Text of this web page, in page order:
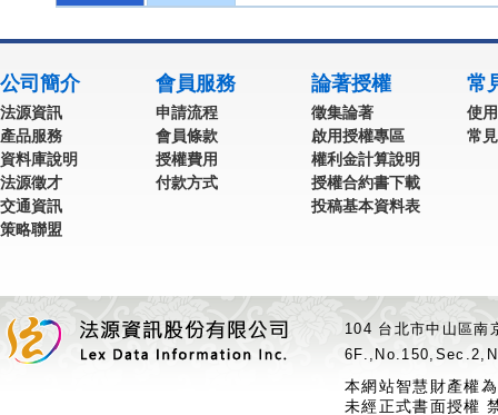
公司簡介
法源資訊
產品服務
資料庫說明
法源徵才
交通資訊
策略聯盟
會員服務
申請流程
會員條款
授權費用
付款方式
論著授權
徵集論著
啟用授權專區
權利金計算說明
授權合約書下載
投稿基本資料表
常
使
常
104 台北市中山區
本網站智慧財產權
未經正式書面授權